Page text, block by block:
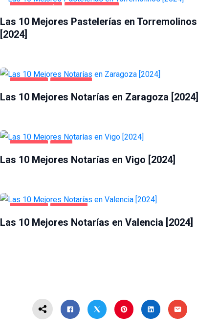
Las 10 Mejores Pastelerías en Torremolinos
[2024]
Las 10 Mejores Notarías en Zaragoza [2024]
Las 10 Mejores Notarías en Vigo [2024]
Las 10 Mejores Notarías en Valencia [2024]